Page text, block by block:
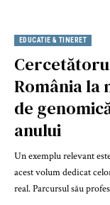
EDUCATIE & TINERET
România la
de
anului
Un exemplu relevant
acest volum dedicat
real. Parcursul său